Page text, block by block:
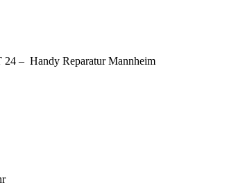
– Handy Reparatur Mannheim